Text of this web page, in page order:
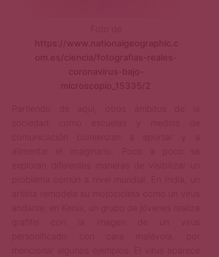
https://www.nationalgeographic.c
om.es/ciencia/fotografias-reales-
coronavirus-bajo-
microscopio_15335/2